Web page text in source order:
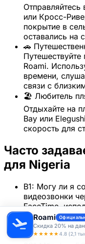
или Кросс-
покрытие в
оставались на
🚗
Roami.
времени,
связи с
🏖️ Любитель
Отдыхайте на
Bay или
скорость для
Часто
для Nigeria
В1: Могу ли я
видеозвонки
FaceTime,
Да, eSIM
популярные
видеозвонков.
Roami
Скидка 20% на
★★★★★4.8 (2,1